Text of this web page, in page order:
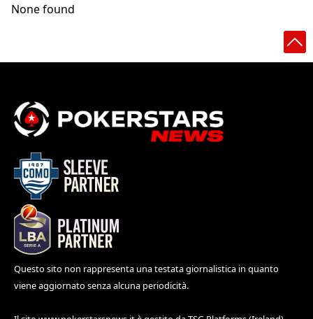
None found
Questo sito non rappresenta una testata giornalistica in quanto
viene aggiornato senza alcuna periodicità.